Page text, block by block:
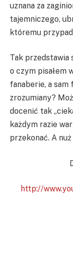
uznana za
tajemniczego,
któremu
Tak przedstawia
o czym pisałem
fanaberie, a sam
zrozumiany?
docenić tak
każdym razie
przekonać. A
http://